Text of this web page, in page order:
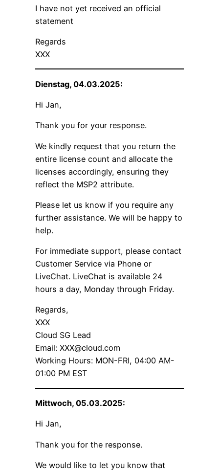
I have not yet received an official
statement
Regards
XXX
Dienstag, 04.03.2025:
Hi Jan,
Thank you for your response.
We kindly request that you return the
entire license count and allocate the
licenses accordingly, ensuring they
reflect the MSP2 attribute.
Please let us know if you require any
further assistance. We will be happy to
help.
For immediate support, please contact
Customer Service via Phone or
LiveChat. LiveChat is available 24
hours a day, Monday through Friday.
Regards,
XXX
Cloud SG Lead
Email: XXX@cloud.com
Working Hours: MON-FRI, 04:00 AM-
01:00 PM EST
Mittwoch, 05.03.2025:
Hi Jan,
Thank you for the response.
We would like to let you know that